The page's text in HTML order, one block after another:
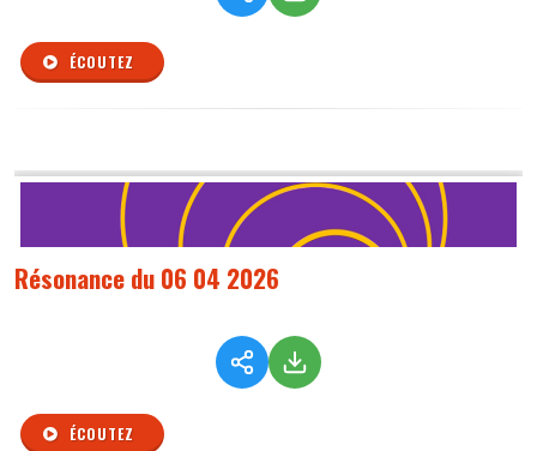
ÉCOUTEZ
Résonance du 06 04 2026
ÉCOUTEZ